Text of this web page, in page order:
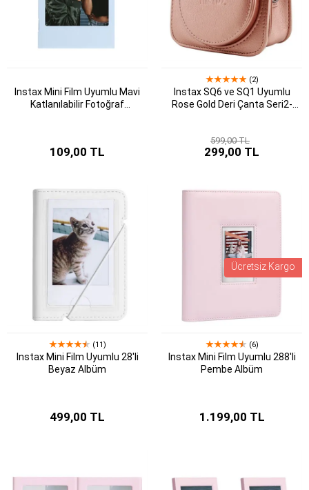
Instax Mini Film Uyumlu Mavi
Katlanılabilir Fotoğraf
109,00 TL
(2)
Instax SQ6 ve SQ1 Uyumlu
Rose Gold Deri Çanta Seri2-
599,00 TL
299,00 TL
(11)
Instax Mini Film Uyumlu 28'li
Beyaz Albüm
499,00 TL
Ücretsiz Kargo
(6)
Instax Mini Film Uyumlu 288'li
Pembe Albüm
1.199,00 TL